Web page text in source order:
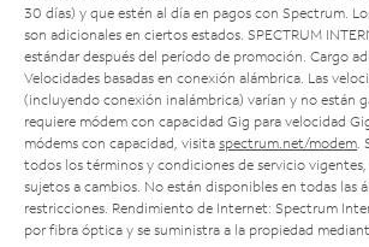
30 días) y que estén al día en pagos con Spectrum.
son adicionales en ciertos estados. SPECTRUM
estándar después del período de promoción. Cargo
Velocidades basadas en conexión alámbrica. Las
(incluyendo conexión inalámbrica) varían y no están
requiere módem con capacidad Gig para velocidad
módems con capacidad, visita spectrum.net/modem
todos los términos y condiciones de servicio vigentes,
sujetos a cambios. No están disponibles en todas las
restricciones. Rendimiento de Internet: Spectrum
por fibra óptica y se suministra a la propiedad